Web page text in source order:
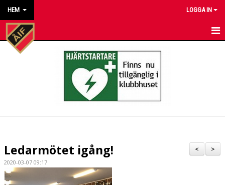
HEM LOGGA IN
HEM
KONTAKT ÅKARP IF
OM FÖRENINGEN
>
<
Ledarmötet igång!
2020-03-07 09:17